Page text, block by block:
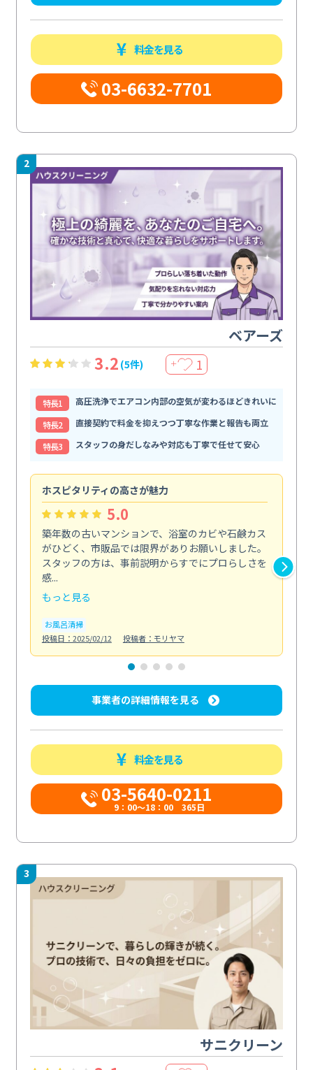
料金を見る
03-6632-7701
2
ベアーズ
3.2 (5件) ＋ 1
特⻑1
高圧洗浄でエアコン内部の空気が変わるほどきれいに
特⻑2
直接契約で料金を抑えつつ丁寧な作業と報告も両立
特⻑3
スタッフの身だしなみや対応も丁寧で任せて安心
ホスピタリティの高さが魅力
5.0
築年数の古いマンションで、浴室のカビや石鹸カス
がひどく、市販品では限界がありお願いしました。
スタッフの方は、事前説明からすでにプロらしさを
感...
もっと見る
お風呂清掃
投稿日：2025/02/12
投稿者：モリヤマ
事業者の詳細情報を見る
料金を見る
03-5640-0211
9：00～18：00 365日
3
サニクリーン